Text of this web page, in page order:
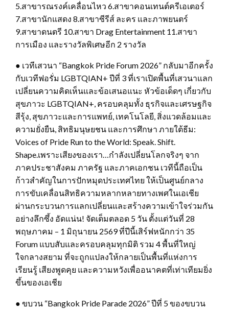
5.สาขารณรงค์เคลื่อนไหว 6.สาขาคอนเทนต์ครีเอเตอร์
7.สาขานักแสดง 8.สาขาซีรีส์ ละคร และภาพยนตร์
9.สาขาดนตรี 10.สาขา Drag Entertainment 11.สาขา
การเมือง และรางวัลพิเศษอีก 2 รางวัล
● เวทีเสวนา “Bangkok Pride Forum 2026” กลับมาอีกครั้ง
กับเวทีฟอรั่ม LGBTQIAN+ ปีที่ 3 ที่เราเปิดพื้นที่เสวนาแลก
เปลี่ยนความคิดเห็นและข้อเสนอแนะ หัวข้อเด็ดๆ เกี่ยวกับ
สุขภาวะ LGBTQIAN+, ครอบคลุมทั้ง ธุรกิจและเศรษฐกิจ
สีรุ้ง, สุขภาวะและการแพทย์, เทคโนโลยี, สิ่งแวดล้อมและ
ความยั่งยืน, สิทธิมนุษยชน และการศึกษา ภายใต้ธีม:
Voices of Pride Run to the World: Speak. Shift.
Shape.เพราะเสียงของเรา…กำลังเปลี่ยนโลกจริงๆ จาก
ภาคประชาสังคม ภาครัฐ และภาคเอกชน เวทีนี้ถือเป็น
ก้าวสำคัญในการปักหมุดประเทศไทย ให้เป็นศูนย์กลาง
การขับเคลื่อนสิทธิความหลากหลายทางเพศในเอเชีย
ผ่านกระบวนการแลกเปลี่ยนและสร้างความเข้าใจร่วมกัน
อย่างลึกซึ้ง อัดแน่น! จัดเต็มตลอด 5 วัน ตั้งแต่วันที่ 28
พฤษภาคม – 1 มิถุนายน 2569 ที่ปีนี้เสิร์ฟหนักกว่า 35
Forum แบบสับและครอบคลุมทุกมิติ รวม 4 พื้นที่ใหญ่
ใจกลางสยาม ที่จะถูกแปลงให้กลายเป็นพื้นที่แห่งการ
เรียนรู้ เสียงพูดคุย และความหวังเพื่ออนาคตที่เท่าเทียมยิ่ง
ขึ้นของเอเชีย
● ขบวน “Bangkok Pride Parade 2026” ปีที่ 5 ของขบวน